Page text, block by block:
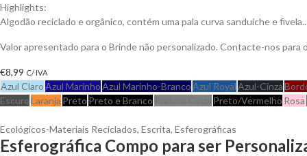
Highlights:
Algodão reciclado e orgânico, contém uma pala curva sanduíche e
Valor apresentado para o Brinde não personalizado. Contacte-nos
€8,99 C/ IVA
Azul ClaroAzul MarinhoAzul Marinho-BrancoAzul RoyalAzul-Cinza
EscuroLaranja Preto Preto e Branco Preto/Vermelho Rosa
Ecológicos-Materiais Reciclados, Escrita, Esferográficas
Esferográfica Compo para ser